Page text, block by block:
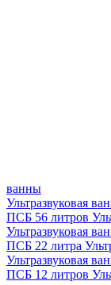
ванны
Ультразвуковая
ПСБ 56 литров
Ультразвуковая
ПСБ 22 литра
Ультразвуковая
ПСБ 12 литров